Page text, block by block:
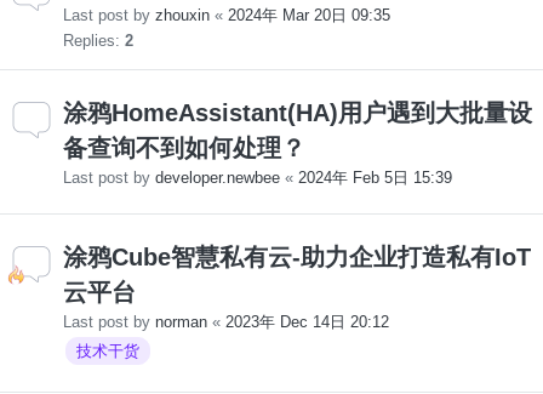
Last post by zhouxin « 2024年 Mar 20日 09:35
Replies: 2
涂鸦HomeAssistant(HA)用户遇到大批量设
备查询不到如何处理？
Last post by developer.newbee « 2024年 Feb 5日 15:39
涂鸦Cube智慧私有云-助力企业打造私有IoT
云平台
Last post by norman « 2023年 Dec 14日 20:12
技术干货